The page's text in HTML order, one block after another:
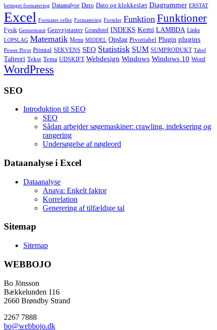
betinget formatering Dataanalyse Dato Dato og klokkeslæt Diagrammer ERSTAT
Excel Formater celler Formatering Formler Funktion Funktioner
Fysik Gennemsnit Genvejstaster Grundstof INDEKS Kemi LAMBDA Links
LOPSLAG Matematik Menu MIDDEL Opslag Pivottabel Plugin plugins
Power Pivot Primtal SEKVENS SEO Statistisk SUM SUMPRODUKT Tabel
Talteori Tekst Tema UDSKIFT Webdesign Windows Windows 10 Word
WordPress
SEO
Introduktion til SEO
SEO
Sådan arbejder søgemaskiner: crawling, indeksering og
rangering
Undersøgelse af nøgleord
Dataanalyse i Excel
Dataanalyse
Anava: Enkelt faktor
Korrelation
Generering af tilfældige tal
Sitemap
Sitemap
WEBBOJO
Bo Jönsson
Bækkelunden 116
2660 Brøndby Strand
2267 7888
bo@webbojo.dk